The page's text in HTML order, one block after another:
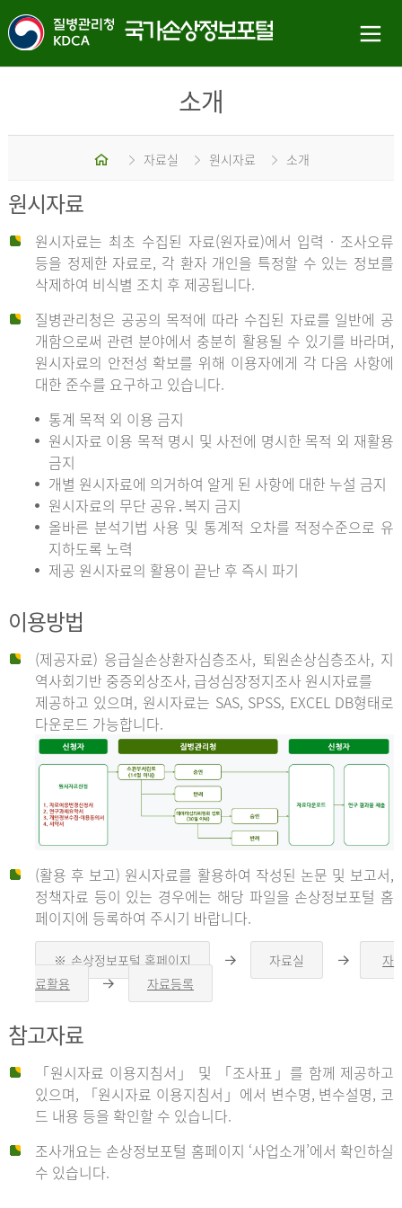
소개
홈 자료실 원시자료 소개
원시자료
원시자료는 최초 수집된 자료(원자료)에서 입력 · 조사오류
등을 정제한 자료로, 각 환자 개인을 특정할 수 있는 정보를
삭제하여 비식별 조치 후 제공됩니다.
질병관리청은 공공의 목적에 따라 수집된 자료를 일반에 공
개함으로써 관련 분야에서 충분히 활용될 수 있기를 바라며,
원시자료의 안전성 확보를 위해 이용자에게 각 다음 사항에
대한 준수를 요구하고 있습니다.
통계 목적 외 이용 금지
원시자료 이용 목적 명시 및 사전에 명시한 목적 외 재활용
금지
개별 원시자료에 의거하여 알게 된 사항에 대한 누설 금지
원시자료의 무단 공유․복지 금지
올바른 분석기법 사용 및 통계적 오차를 적정수준으로 유
지하도록 노력
제공 원시자료의 활용이 끝난 후 즉시 파기
이용방법
(제공자료) 응급실손상환자심층조사, 퇴원손상심층조사, 지
역사회기반 중증외상조사, 급성심장정지조사 원시자료를
제공하고 있으며, 원시자료는 SAS, SPSS, EXCEL DB형태로
다운로드 가능합니다.
신
청
자
신
청
자
는
1.
자
(활용 후 보고) 원시자료를 활용하여 작성된 논문 및 보고서,
정책자료 등이 있는 경우에는 해당 파일을 손상정보포털 홈
페이지에 등록하여 주시기 바랍니다.
※ 손상정보포털 홈페이지
른
자료실
른
자
료활용
른
자료등록
참고자료
「원시자료 이용지침서」 및 「조사표」를 함께 제공하고
있으며, 「원시자료 이용지침서」에서 변수명, 변수설명, 코
드 내용 등을 확인할 수 있습니다.
조사개요는 손상정보포털 홈페이지 ‘사업소개’에서 확인하실
수 있습니다.